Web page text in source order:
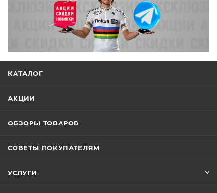
КАТАЛОГ
АКЦИИ
ОБЗОРЫ ТОВАРОВ
СОВЕТЫ ПОКУПАТЕЛЯМ
УСЛУГИ